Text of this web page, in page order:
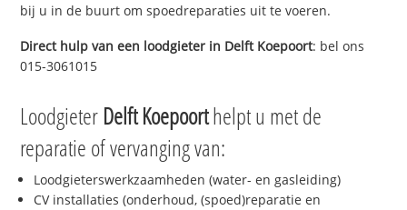
bij u in de buurt om spoedreparaties uit te voeren.
Direct hulp van een loodgieter in Delft Koepoort: bel ons
015-3061015
Loodgieter Delft Koepoorthelpt u met de
reparatie of vervanging van:
Loodgieterswerkzaamheden (water- en gasleiding)
CV installaties (onderhoud, (spoed)reparatie en